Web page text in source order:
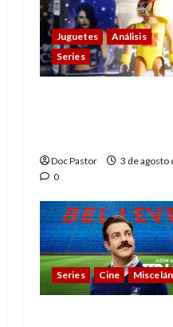
Juguetes
Análisis
Series
Doc Pastor
3 de agosto
0
Series Cine